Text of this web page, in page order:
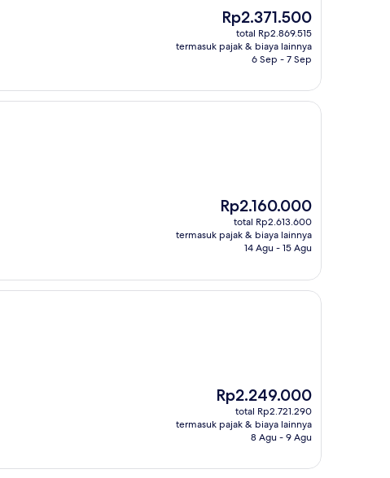
Harga
sekarang
Rp2.371.500
Rp2.371.500
total Rp2.869.515
termasuk pajak & biaya lainnya
6 Sep - 7 Sep
Harga
sekarang
Rp2.160.000
Rp2.160.000
total Rp2.613.600
termasuk pajak & biaya lainnya
14 Agu - 15 Agu
Harga
sekarang
Rp2.249.000
Rp2.249.000
total Rp2.721.290
termasuk pajak & biaya lainnya
8 Agu - 9 Agu